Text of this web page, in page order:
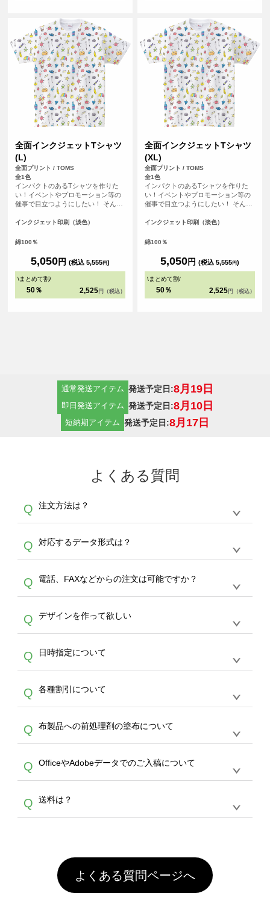
全面インクジェットTシャツ
(L)
全面プリント / TOMS
全1色
インパクトのあるTシャツを作りた
い！イベントやプロモーション等の
催事で目立つようにしたい！ そんな
ントできるTシャツです。首元から袖
所にプリントを入れることができま
伸びにくく耐久性の高い、5.6オンス
生地のTシャツを使用。せっかくデザ
インした全面プリントも剥がれるこ
用しています。
インクジェット印刷（淡色）
綿100％
5,050円 (税込 5,555円)
\まとめて割/
50％ 2,525 円（税込）
全面インクジェットTシャツ
(XL)
全面プリント / TOMS
全1色
インパクトのあるTシャツを作りた
い！イベントやプロモーション等の
催事で目立つようにしたい！ そんな
ントできるTシャツです。首元から袖
所にプリントを入れることができま
伸びにくく耐久性の高い、5.6オンス
生地のTシャツを使用。せっかくデザ
インした全面プリントも剥がれるこ
用しています。
インクジェット印刷（淡色）
綿100％
5,050円 (税込 5,555円)
\まとめて割/
50％ 2,525 円（税込）
通常発送アイテム 発送予定日:8月19日
即日発送アイテム 発送予定日:8月10日
短納期アイテム 発送予定日:8月17日
よくある質問
Q 注文方法は？
A
生産にて承っております。デザインツールから
デザインの作成から決済まで完了できます。
30枚以上やシルク印刷など、大口注文の場合
は、サポートが担当するエコバッグコンシェル
やタンブラーコンシェルをご利用ください。製
作する数量が多ければ多いほど、オンデマンド
サービスよりも低価格で製作することが可能で
す。
Q 対応するデータ形式は？
A
ドできるデータ形式は、JPG / PNG / AI / PSD /
PDF 形式になります。データの最大サイズ
写真などもアップロード可能です。使用できな
い画像はエラーになります。（※ Illustratorか
らの直接入稿には対応していません。AIで保存
し、デザインツールからアップロードして下さ
い）
Q 電話、FAXなどからの注文は可能ですか？
A
文のみ受け付けております。30個以上のご製
作をお考えの方は、サポートが担当するエコバ
スをご利用頂ければ、電話やFAX、メールなど
でご注文が可能です。
Q デザインを作って欲しい
A
を作って欲しい。などの場合は、製作数量が
30個以上であれば、サポート担当が、デザイ
バッグコンシェル
サー
ビスをご利用ください。(※ 30個以下の場合
は、デザインツールをご利用ください)
Q 日時指定について
A
ん。発送後18時以降に配送業者・伝票番号を
メールでお知らせいたしますので、直接配送業
者にご連絡いただき調整をお願い致します。
Q 各種割引について
A
カート内で自動的に割引(最大50%)が適用され
ます。 【付与ポイント】購入金額の1％が1ポ
イントとして付与され、次回ご注文時に1ポイ
ント＝1円としてお使いいただけます。ポイン
トは発送完了の翌日に付与され、次回ご注文時
からご利用頂けます。ポイントの有効期限は一
年間です。【会員ランク】過去10カ月のご注
文回数により会員ランク割引(最大5%)が適用
頂いても、ログインがされていなければ、ラン
クにカウントがされません。
Q 布製品への前処理剤の塗布について
A
意点（前処理剤）】カラー生地（Tシャツのホ
ワイト、トートバッグのナチュラル、ホワイト
といって、プリントを定着させるための処理剤
を塗布しており、短納期・低価格で商品をお届
害な性質で、水洗いで落とすことが可能です。
お手数ですが、お客様ご自身にて着用前に落と
していただけますようお願いいたします。※1
通常注文・直送機能でのご注文に関わらず、前
Q OfficeやAdobeデータでのご入稿について
A
ません。いずれのデータも該当デザインのみ画
像(JPEG,PNG,GIF,PDF)に変換、またはAdobe
Q 送料は？
引」などによるお値引きで4,000円未満になる
場合は送料がかかりますので、ご注意くださ
い。
よくある質問ページへ